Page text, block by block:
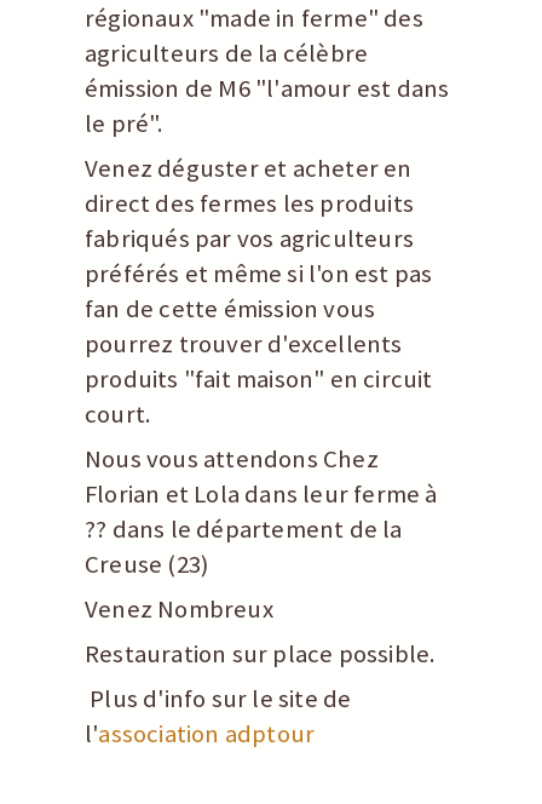
régionaux "made in ferme" des
agriculteurs de la célèbre
émission de M6 "l'amour est dans
le pré".
Venez déguster et acheter en
direct des fermes les produits
fabriqués par vos agriculteurs
préférés et même si l'on est pas
fan de cette émission vous
pourrez trouver d'excellents
produits "fait maison" en circuit
court.
Nous vous attendons Chez
Florian et Lola dans leur ferme à
?? dans le département de la
Creuse (23)
Venez Nombreux
Restauration sur place possible.
Plus d'info sur le site de
l'association adptour